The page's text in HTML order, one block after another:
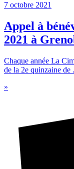
7 octobre 2021
Appel à
2021 à
Chaque année La
de la 2e quinzaine de
»